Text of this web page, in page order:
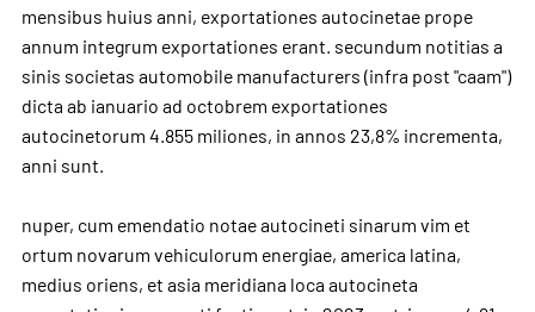
mensibus huius anni, exportationes autocinetae prope
annum integrum exportationes erant. secundum notitias a
sinis societas automobile manufacturers (infra post "caam")
dicta ab ianuario ad octobrem exportationes
autocinetorum 4.855 miliones, in annos 23,8% incrementa,
anni sunt.
nuper, cum emendatio notae autocineti sinarum vim et
ortum novarum vehiculorum energiae, america latina,
medius oriens, et asia meridiana loca autocineta